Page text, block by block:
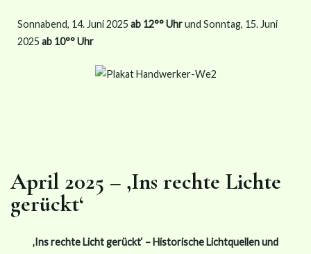
Sonnabend, 14. Juni 2025 ab 12°° Uhrund Sonntag, 15. Juni
2025 ab 10°° Uhr
April 2025 – ‚Ins rechte Lichte
gerückt‘
‚Ins rechte Licht gerückt‘ – Historische Lichtquellen und